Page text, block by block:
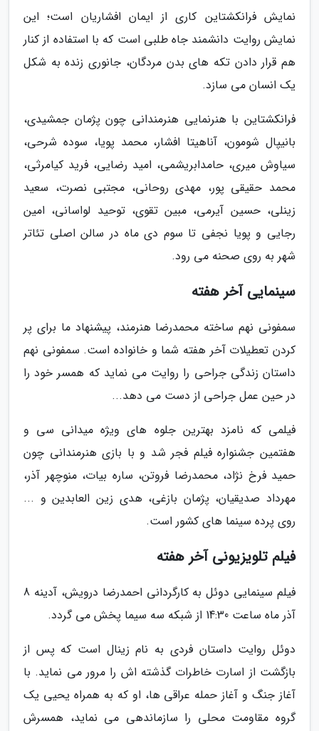
نمایش فرانکشتاین کاری از ایمان افشاریان است؛ این
نمایش روایت دانشمند جاه طلبی است که با استفاده از کنار
هم قرار دادن تکه های بدن مردگان، جانوری زنده به شکل
یک انسان می سازد.
فرانکشتاین با هنرنمایی هنرمندانی چون پژمان جمشیدی،
بانیپال شومون، آناهیتا افشار، محمد پویا، سوده شرحی،
سیاوش میری، حامدابریشمی، امید رضایی، فرید کیامرثی،
محمد حقیقی پور، مهدی روحانی، مجتبی نصرت، سعید
زینلی، حسین آیرمی، مبین تقوی، توحید لواسانی، امین
رجایی و پویا نجفی تا سوم دی ماه در سالن اصلی تئاتر
شهر به روی صحنه می رود.
سینمایی آخر هفته
سمفونی نهم ساخته محمدرضا هنرمند، پیشنهاد ما برای پر
کردن تعطیلات آخر هفته شما و خانواده است. سمفونی نهم
داستان زندگی جراحی را روایت می نماید که همسر خود را
در حین عمل جراحی از دست می دهد...
فیلمی که نامزد بهترین جلوه های ویژه میدانی سی و
هفتمین جشنواره فیلم فجر شد و با بازی هنرمندانی چون
حمید فرخ نژاد، محمدرضا فروتن، ساره بیات، منوچهر آذر،
مهرداد صدیقیان، پژمان بازغی، هدی زین العابدین و ...
روی پرده سینما های کشور است.
فیلم تلویزیونی آخر هفته
فیلم سینمایی دوئل به کارگردانی احمدرضا درویش، آدینه 8
آذر ماه ساعت 14:30 از شبکه سه سیما پخش می گردد.
دوئل روایت داستان فردی به نام زینال است که پس از
بازگشت از اسارت خاطرات گذشته اش را مرور می نماید. با
آغاز جنگ و آغاز حمله عراقی ها، او که به همراه یحیی یک
گروه مقاومت محلی را سازماندهی می نماید، همسرش